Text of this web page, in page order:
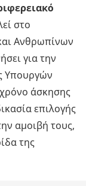
στο
Ανθρωπίνων
για την
Υπουργών
άσκησης
επιλογής
αμοιβή τους,
της